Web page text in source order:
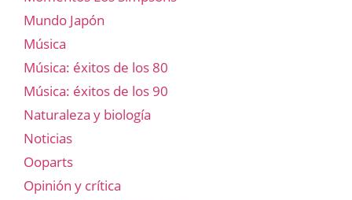
Mundo Japón
Música
Música: éxitos de los 80
Música: éxitos de los 90
Naturaleza y biología
Noticias
Ooparts
Opinión y crítica